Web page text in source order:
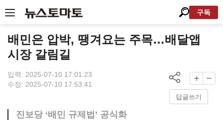
구독
배민은 압박, 땡겨요는 주목…배달앱
시장 갈림길
입력: 2025-07-10 17:01:23
수정: 2025-07-10 17:53:41
답글쓰기
진보당 ‘배민 규제법’ 공식화